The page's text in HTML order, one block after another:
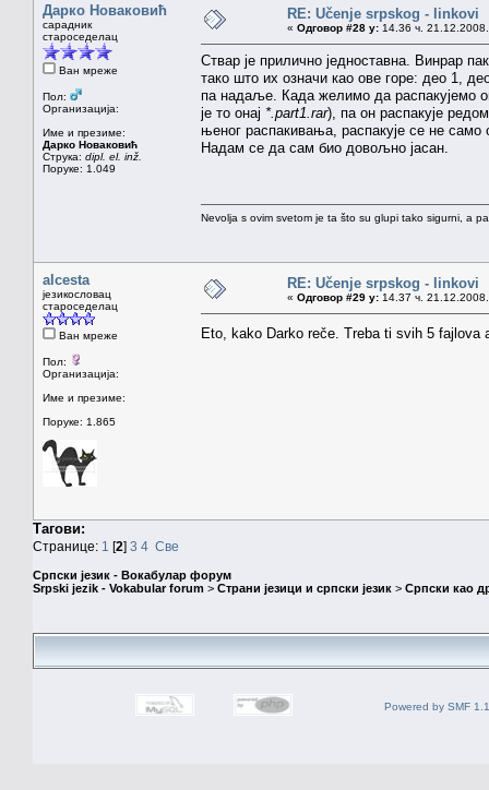
Дарко Новаковић
сарадник
староседелац
Ван мреже
Пол:
Организација:
Име и презиме:
Дарко Новаковић
Струка: dipl. el. inž.
Поруке: 1.049
RE: Učenje srpskog - linkovi
« Одговор #28 у: 14.36 ч.
Ствар је прилично једноставна. Винрар
тако што их означи као ове горе: део 1,
па надаље. Када желимо да распакујемо
је то онај *.part1.rar), па он распакује
њеног распакивања, распакује се не
Надам се да сам био довољно јасан.
Nevolja s ovim svetom je ta što su glupi tako sigurni, a
alcesta
језикословац
староседелац
Ван мреже
Пол:
Организација:
Име и презиме:
Поруке: 1.865
RE: Učenje srpskog - linkovi
« Одговор #29 у: 14.37 ч.
Eto, kako Darko reče. Treba ti svih 5
Тагови:
Странице: 1 [2] 3 4 Све
Српски језик - Вокабулар форум
Srpski jezik - Vokabular forum > Страни језици и српски језик > Српски као
Powered by SMF